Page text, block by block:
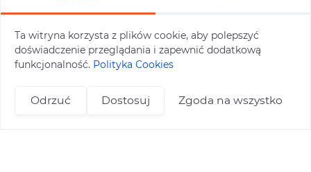
Preferencje cookies Polityka prywatności
Polityka cookies
Ta witryna korzysta z plików cookie, aby polepszyć
doświadczenie przeglądania i zapewnić dodatkową
funkcjonalność. Polityka Cookies
Odrzuć Dostosuj Zgoda na wszystko